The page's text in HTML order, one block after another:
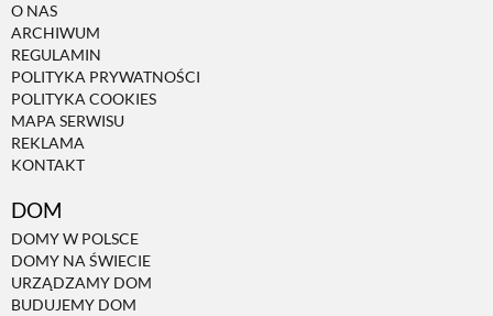
O NAS
ARCHIWUM
REGULAMIN
POLITYKA PRYWATNOŚCI
POLITYKA COOKIES
MAPA SERWISU
REKLAMA
KONTAKT
DOM
DOMY W POLSCE
DOMY NA ŚWIECIE
URZĄDZAMY DOM
BUDUJEMY DOM